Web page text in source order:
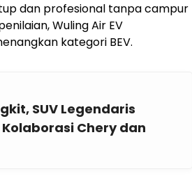
dan profesional tanpa campur
Wuling Air EV
kategori BEV.
SUV Legendaris
Chery dan